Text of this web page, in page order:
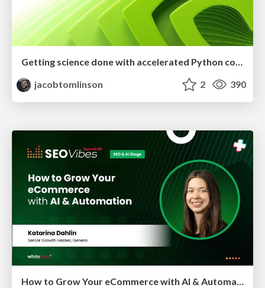
Getting science done with accelerated Python computing platforms
jacobtomlinson
2 390
How to Grow Your eCommerce with AI & Automation